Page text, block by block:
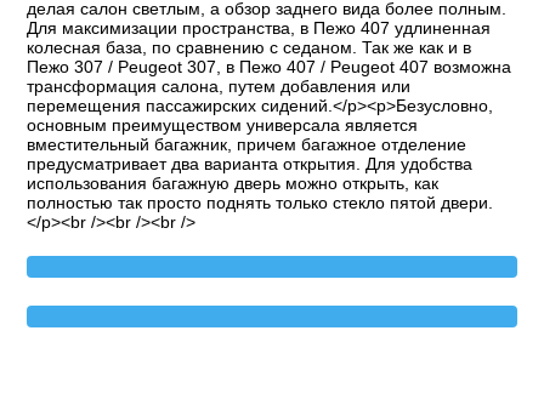
делая салон светлым, а обзор заднего вида более полным.
Для максимизации пространства, в Пежо 407 удлиненная
колесная база, по сравнению с седаном. Так же как и в
Пежо 307 / Peugeot 307, в Пежо 407 / Peugeot 407 возможна
трансформация салона, путем добавления или
перемещения пассажирских сидений.</p><p>Безусловно,
основным преимуществом универсала является
вместительный багажник, причем багажное отделение
предусматривает два варианта открытия. Для удобства
использования багажную дверь можно открыть, как
полностью так просто поднять только стекло пятой двери.
</p><br /><br /><br />